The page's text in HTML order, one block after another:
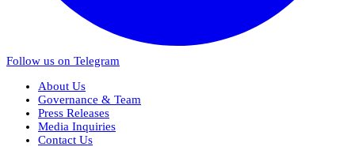
Follow us on Telegram
About Us
Governance & Team
Press Releases
Media Inquiries
Contact Us